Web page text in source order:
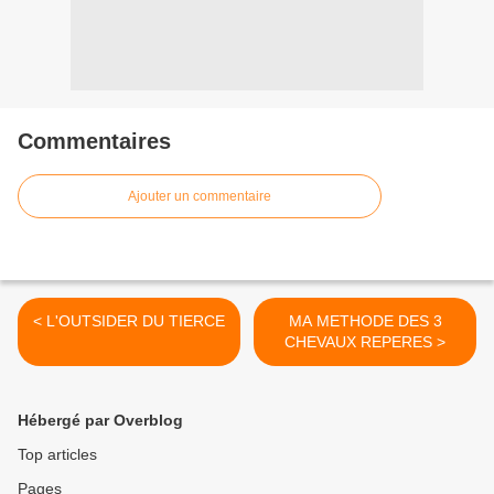
Commentaires
Ajouter un commentaire
< L'OUTSIDER DU TIERCE
MA METHODE DES 3
CHEVAUX REPERES >
Hébergé par Overblog
Top articles
Pages